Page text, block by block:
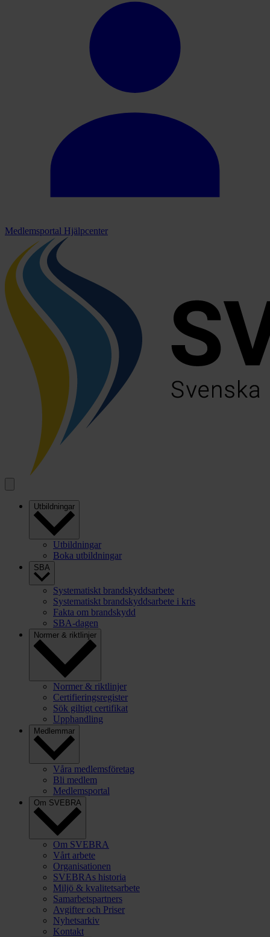
Medlemsportal Hjälpcenter
Utbildningar
Utbildningar
Boka utbildningar
SBA
Systematiskt brandskyddsarbete
Systematiskt brandskyddsarbete i kris
Fakta om brandskydd
SBA-dagen
Normer & riktlinjer
Normer & riktlinjer
Certifieringsregister
Sök giltigt certifikat
Upphandling
Medlemmar
Våra medlemsföretag
Bli medlem
Medlemsportal
Om SVEBRA
Om SVEBRA
Vårt arbete
Organisationen
SVEBRAs historia
Miljö & kvalitetsarbete
Samarbetspartners
Avgifter och Priser
Nyhetsarkiv
Kontakt